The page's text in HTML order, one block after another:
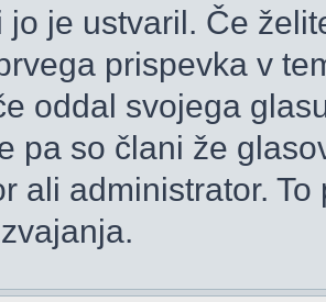
jo je ustvaril. Če
prispevka v
oddal svojega
pa so člani že
ali administrator.